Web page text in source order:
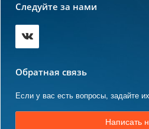
Следуйте за нами
Обратная связь
Если у вас есть вопросы, задайте
Написать